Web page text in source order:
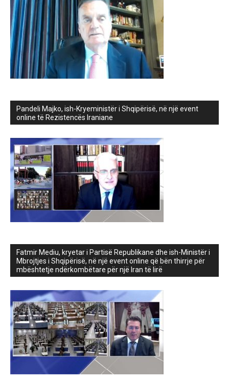
Pandeli Majko, ish-Kryeministër i Shqipërisë, në një event
online të Rezistencës Iraniane
Fatmir Mediu, kryetar i Partisë Republikane dhe ish-Ministër i
Mbrojtjes i Shqipërisë, në një event online që bën thirrje për
mbështetje ndërkombëtare për një Iran të lirë